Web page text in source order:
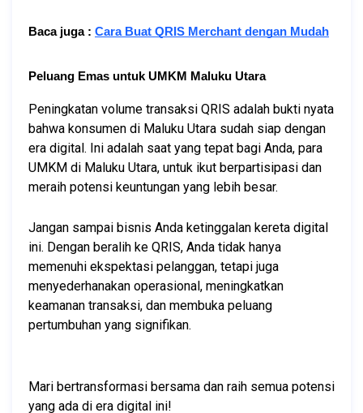
Baca juga : Cara Buat QRIS Merchant dengan Mudah
Peluang Emas untuk UMKM Maluku Utara
Peningkatan volume transaksi QRIS adalah bukti nyata
bahwa konsumen di Maluku Utara sudah siap dengan
era digital. Ini adalah saat yang tepat bagi Anda, para
UMKM di Maluku Utara, untuk ikut berpartisipasi dan
meraih potensi keuntungan yang lebih besar.
Jangan sampai bisnis Anda ketinggalan kereta digital
ini. Dengan beralih ke QRIS, Anda tidak hanya
memenuhi ekspektasi pelanggan, tetapi juga
menyederhanakan operasional, meningkatkan
keamanan transaksi, dan membuka peluang
pertumbuhan yang signifikan.
Mari bertransformasi bersama dan raih semua potensi
yang ada di era digital ini!